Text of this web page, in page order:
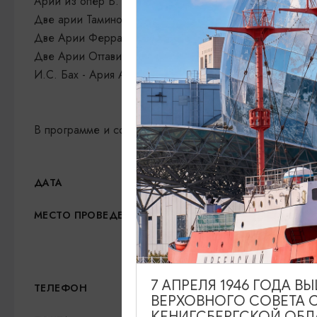
Две арии Тамино из оперы «Волшебная флейта»
Две Арии Феррандо из оперы «Так поступают все
Две Арии Оттавио из оперы «Дон Жуан»
И.С. Бах - Ария Альт а №47 «Сжалься надо мной,
В программе и составе исполнителей возможны
ДАТА 25.07.2026, 19:00
МЕСТО ПРОВЕДЕНИЯ
Калининградская
Калининград
Показать на карте
ТЕЛЕФОН +7 (4012) 64-78-90
7 АПРЕЛЯ 1946 ГОДА
ВЕРХОВНОГО СОВЕТА